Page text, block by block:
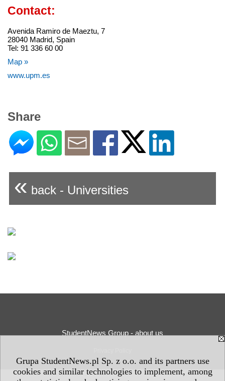
Grupa StudentNews.pl Sp. z o.o. and its partners use
cookies and similar technologies to implement, among
Contact:
Avenida Ramiro de Maeztu, 7
28040 Madrid, Spain
Tel: 91 336 60 00
Map »
www.upm.es
Share
« back - Universities
StudentNews Group - about us